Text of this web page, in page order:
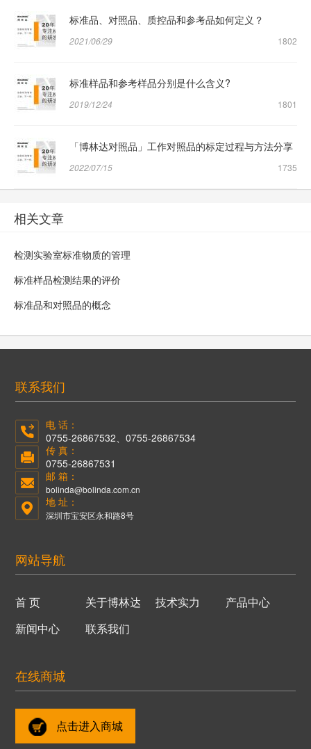
标准品、对照品、质控品和参考品如何定义？
2021/06/29 1802
标准样品和参考样品分别是什么含义?
2019/12/24 1801
「博林达对照品」工作对照品的标定过程与方法分享
2022/07/15 1735
相关文章
检测实验室标准物质的管理
标准样品检测结果的评价
标准品和对照品的概念
联系我们
电 话：
0755-26867532、0755-26867534
传 真：
0755-26867531
邮 箱：
bolinda@bolinda.com.cn
地 址：
深圳市宝安区永和路8号
网站导航
首 页 关于博林达 技术实力
产品中心
新闻中心
联系我们
在线商城
点击进入商城